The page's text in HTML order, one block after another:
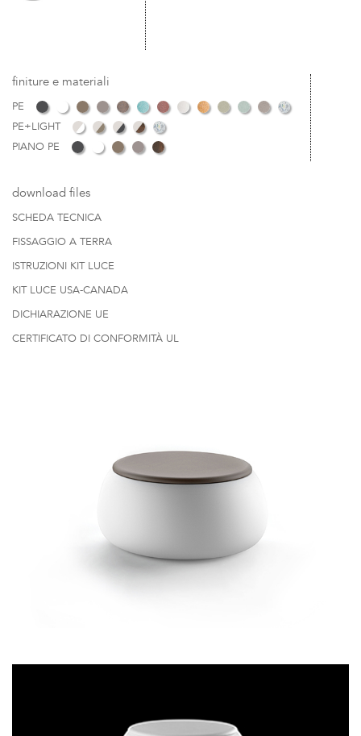
finiture e materiali
PE
PE+LIGHT
PIANO PE
download files
SCHEDA TECNICA
FISSAGGIO A TERRA
ISTRUZIONI KIT LUCE
KIT LUCE USA-CANADA
DICHIARAZIONE UE
CERTIFICATO DI CONFORMITÀ UL